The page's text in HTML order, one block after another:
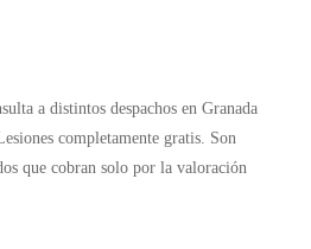
a distintos despachos en Granada
completamente gratis. Son
que cobran solo por la valoración